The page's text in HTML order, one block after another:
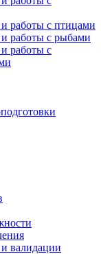
работы с птицами
работы с рыбами
работы с
валидации